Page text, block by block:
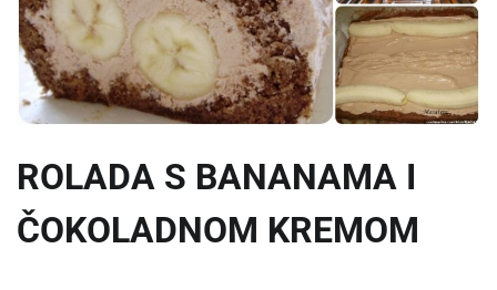
ROLADA S BANANAMA I
ČOKOLADNOM KREMOM